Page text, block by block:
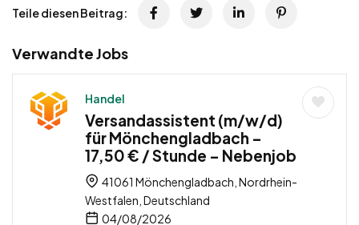
Teile diesen Beitrag:
Verwandte Jobs
Handel
Versandassistent (m/w/d)
für Mönchengladbach –
17,50 € / Stunde – Nebenjob
41061 Mönchengladbach, Nordrhein-
Westfalen, Deutschland
04/08/2026